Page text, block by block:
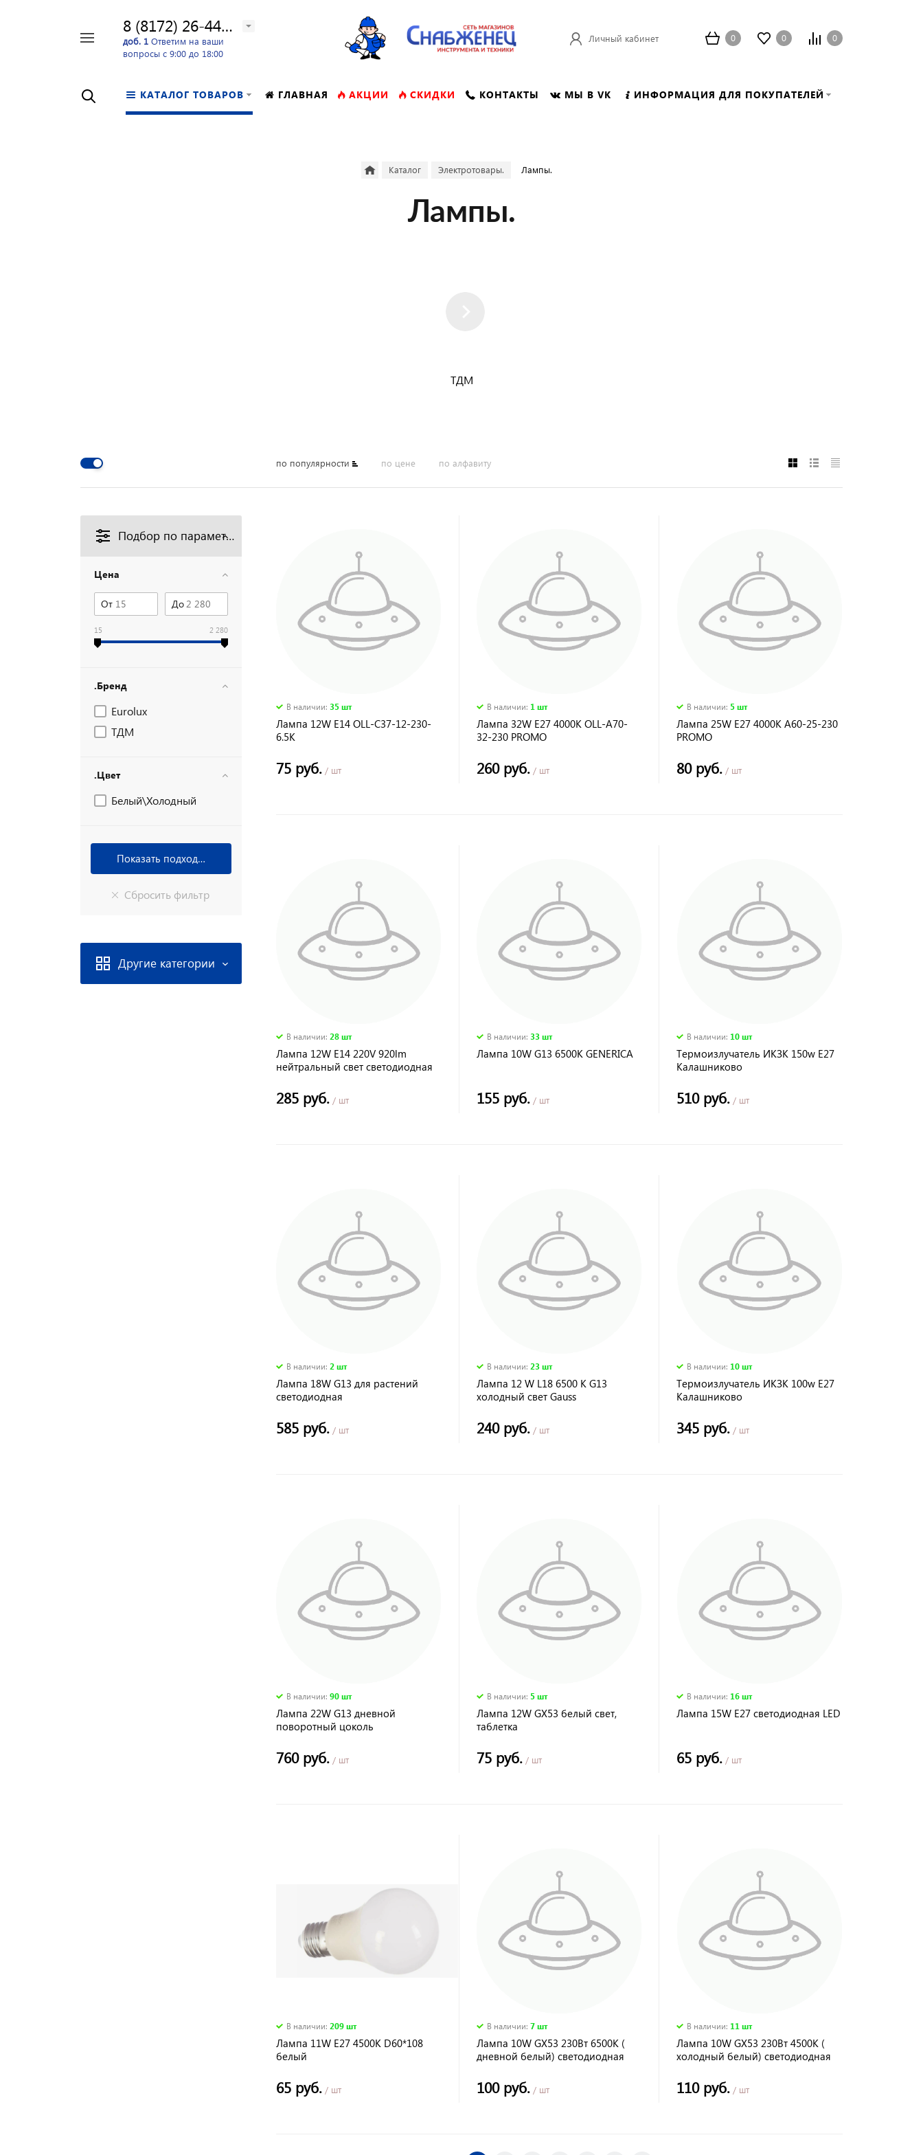
8 (8172) 26-44-24
доб. 1 Ответим на ваши
вопросы с 9:00 до 18:00
Личный кабинет 0 0 0
КАТАЛОГ ТОВАРОВ ГЛАВНАЯ АКЦИИ СКИДКИ КОНТАКТЫ МЫ В VK ИНФОРМАЦИЯ ДЛЯ ПОКУПАТЕЛЕЙ
Каталог Электротовары. Лампы.
Лампы.
ТДМ
по популярности по цене по алфавиту
Подбор по параметрам
Цена
От До
15 2 280
.Бренд
Eurolux
ТДМ
.Цвет
Белый\Холодный
Другие категории
В наличии: 35 шт
Лампа 12W E14 OLL-C37-12-230-
6.5K
75 руб. / шт
В наличии: 1 шт
Лампа 32W Е27 4000К OLL-А70-
32-230 PROMO
260 руб./ шт
В наличии: 5 шт
Лампа 25W Е27 4000К А60-25-230
PROMO
80 руб. / шт
В наличии: 28 шт
Лампа 12W E14 220V 920lm
нейтральный свет светодиодная
285 руб. / шт
В наличии: 33 шт
Лампа 10W G13 6500K GENERICA
155 руб./ шт
В наличии: 10 шт
Термоизлучатель ИКЗК 150w Е27
Калашниково
510 руб. / шт
В наличии: 2 шт
Лампа 18W G13 для растений
светодиодная
585 руб. / шт
В наличии: 23 шт
Лампа 12 W L18 6500 K G13
холодный свет Gauss
240 руб./ шт
В наличии: 10 шт
Термоизлучатель ИКЗК 100w Е27
Калашниково
345 руб. / шт
В наличии: 90 шт
Лампа 22W G13 дневной
поворотный цоколь
760 руб. / шт
В наличии: 5 шт
Лампа 12W GX53 белый свет,
таблетка
75 руб./ шт
В наличии: 16 шт
Лампа 15W E27 светодиодная LED
65 руб. / шт
В наличии: 209 шт
Лампа 11W E27 4500K D60*108
белый
65 руб. / шт
В наличии: 7 шт
Лампа 10W GX53 230Вт 6500К (
дневной белый) светодиодная
100 руб./ шт
В наличии: 11 шт
Лампа 10W GX53 230Вт 4500К (
холодный белый) светодиодная
110 руб. / шт